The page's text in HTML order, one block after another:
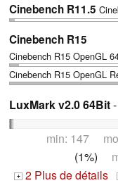
Cinebench R11.5
Cinebench R15
Cinebench R15 OpenGL
Cinebench R15 OpenGL
LuxMark v2.0 64Bit
min: 147
(1%)
+ 2 Plus de détails